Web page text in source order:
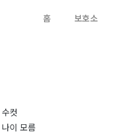
홈 보호소
수컷
나이 모름